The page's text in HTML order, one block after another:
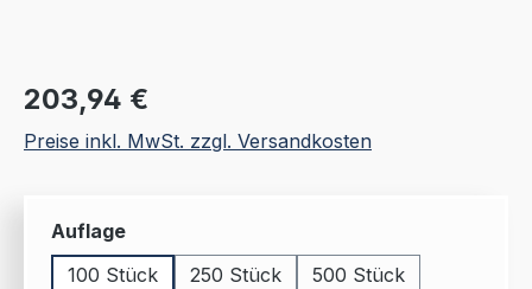
Regulärer Preis:
203,94 €
Preise inkl. MwSt. zzgl. Versandkosten
Auflageauswählen
100 Stück
250 Stück
500 Stück